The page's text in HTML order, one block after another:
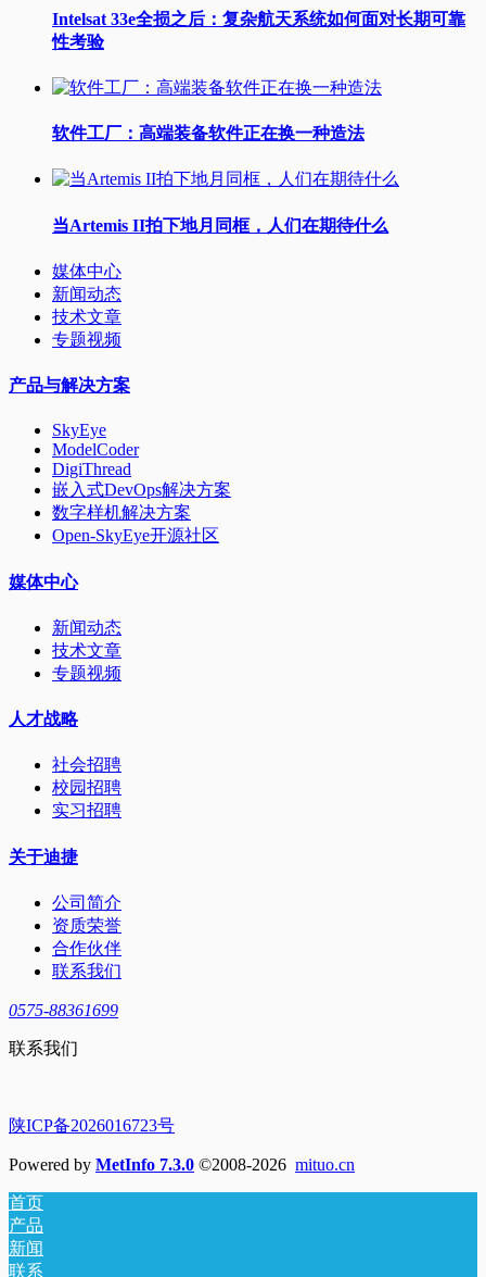
Intelsat 33e全损之后：复杂航天系统如何面对长期可靠
性考验
软件工厂：高端装备软件正在换一种造法
当Artemis II拍下地月同框，人们在期待什么
媒体中心
新闻动态
技术文章
专题视频
产品与解决方案
SkyEye
ModelCoder
DigiThread
嵌入式DevOps解决方案
数字样机解决方案
Open-SkyEye开源社区
媒体中心
新闻动态
技术文章
专题视频
人才战略
社会招聘
校园招聘
实习招聘
关于迪捷
公司简介
资质荣誉
合作伙伴
联系我们
0575-88361699
联系我们
陕ICP备2026016723号
Powered by MetInfo 7.3.0 ©2008-2026 mituo.cn
首页
产品
新闻
联系